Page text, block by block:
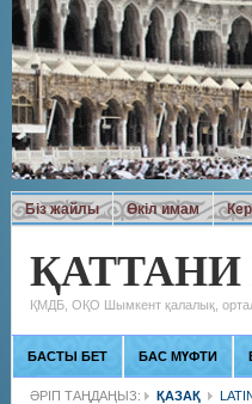
Біз жайлы Өкіл имам
ҚМДБ, ОҚО Шымкент қалалық,
БАСТЫ БЕТ БАС МҮФТИ
ӘРІП ТАҢДАҢЫЗ: ҚАЗАҚ